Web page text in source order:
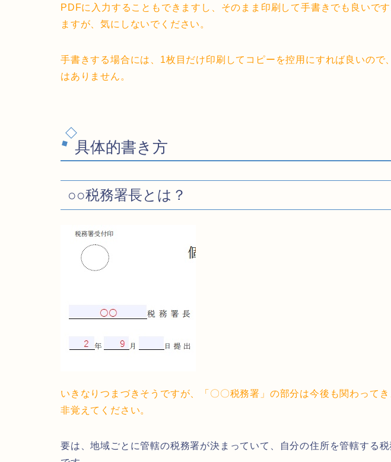
PDFに入力することもできますし、そのまま印刷して手書きでも良いで
ますが、気にしないでください。
手書きする場合には、1枚目だけ印刷してコピーを控用にすれば良いので
はありません。
具体的書き方
○○税務署長とは？
いきなりつまづきそうですが、「〇〇税務署」の部分は今後も関わって
非覚えてください。
要は、地域ごとに管轄の税務署が決まっていて、自分の住所を管轄する